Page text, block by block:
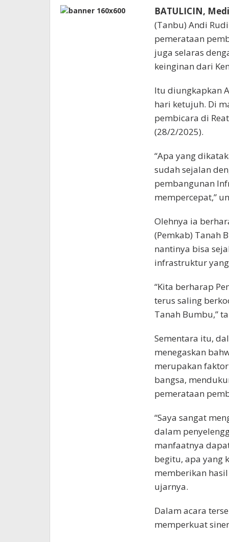
BATULICIN,
(Tanbu) Andi
pemerataan
juga selaras
keinginan dari
Itu diungkapkan
hari ketujuh. Di
pembicara di
(28/2/2025).
“Apa yang
sudah sejalan
pembangunan
mempercepat,”
Olehnya ia
(Pemkab) Tanah
nantinya bisa
infrastruktur
“Kita berharap
terus saling
Tanah Bumbu,”
Sementara itu,
menegaskan
merupakan
bangsa,
pemerataan
“Saya sangat
dalam
manfaatnya
begitu, apa yang
memberikan
ujarnya.
Dalam acara
memperkuat